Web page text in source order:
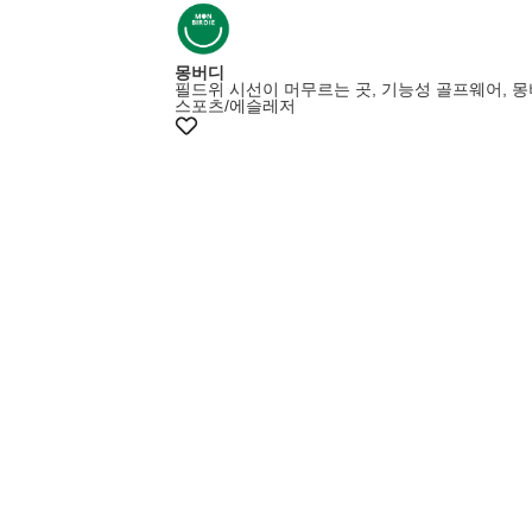
몽버디
필드위 시선이 머무르는 곳, 기능성 골프웨어, 몽
스포츠/에슬레저